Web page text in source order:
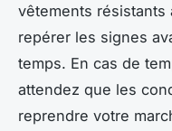
vêtements résistants
repérer les signes
temps. En cas de
attendez que les
reprendre votre